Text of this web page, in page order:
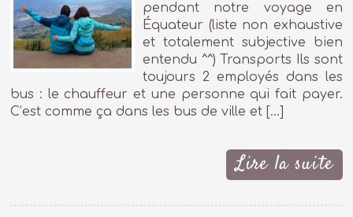
pendant notre voyage en
Équateur (liste non exhaustive
et totalement subjective bien
entendu ^^) Transports Ils sont
toujours 2 employés dans les
bus : le chauffeur et une personne qui fait payer.
C’est comme ça dans les bus de ville et […]
Lire la suite